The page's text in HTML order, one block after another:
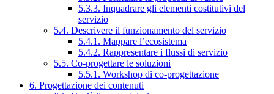
5.3.3. Inquadrare gli elementi costitutivi del
servizio
5.4. Descrivere il funzionamento del servizio
5.4.1. Mappare l’ecosistema
5.4.2. Rappresentare i flussi di servizio
5.5. Co-progettare le soluzioni
5.5.1. Workshop di co-progettazione
6. Progettazione dei contenuti